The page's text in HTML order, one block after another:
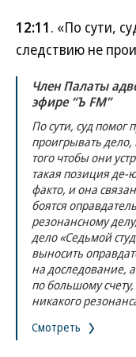
12:11. «По сути,
следствию не
Член Палаты
эфире “Ъ FM”
По сути, суд помог
проигрывать
того чтобы они
такая позиция де-
факто, и она
боятся
резонансному
дело «Седьмой
выносить
на доследование,
по большому
никакого
Смотреть